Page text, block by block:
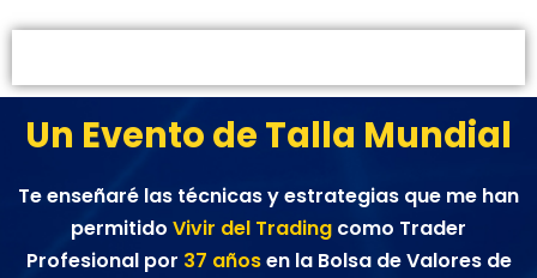
Un Evento de Talla Mundial
Te enseñaré las técnicas y estrategias que me han
permitido Vivir del Trading como Trader
Profesional por 37 añosen la Bolsa de Valores de